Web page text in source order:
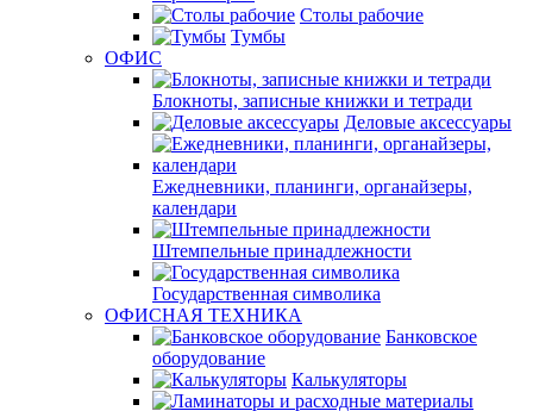
Столы рабочие
Тумбы
ОФИС
Блокноты, записные книжки и тетради
Деловые аксессуары
Ежедневники, планинги, органайзеры,
календари
Штемпельные принадлежности
Государственная символика
ОФИСНАЯ ТЕХНИКА
Банковское
оборудование
Калькуляторы